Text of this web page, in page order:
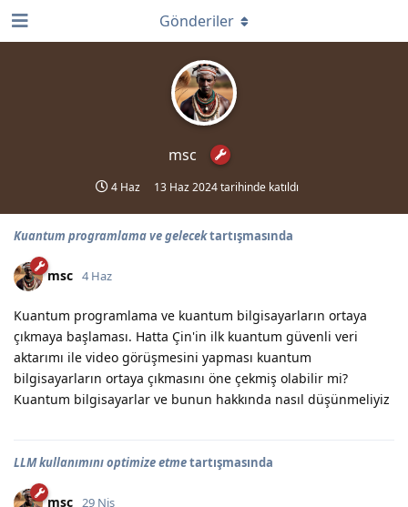
msc
4 Haz 13 Haz 2024tarihinde katıldı
Gönderiler
Kuantum programlama ve gelecektartışmasında
msc 4 Haz
Kuantum programlama ve kuantum bilgisayarların ortaya
çıkmaya başlaması. Hatta Çin'in ilk kuantum güvenli veri
aktarımı ile video görüşmesini yapması kuantum
bilgisayarların ortaya çıkmasını öne çekmiş olabilir mi?
Kuantum bilgisayarlar ve bunun hakkında nasıl düşünmeliyiz
LLM kullanımını optimize etmetartışmasında
msc 29 Nis